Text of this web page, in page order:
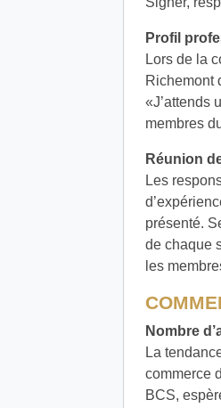
Profil
Lors de la
Richemont
«J’attends
membres
Réunion
Les
présenté.
de chaque
les
Nombre
La
commerce
BCS,